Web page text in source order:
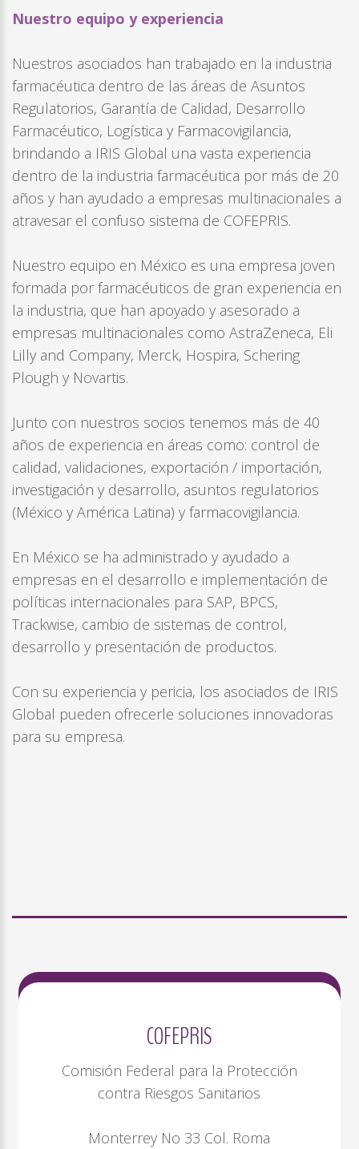
Nuestro equipo y experiencia
Nuestros asociados han trabajado en la industria
farmacéutica dentro de las áreas de Asuntos
Regulatorios, Garantía de Calidad, Desarrollo
Farmacéutico, Logística y Farmacovigilancia,
brindando a IRIS Global una vasta experiencia
dentro de la industria farmacéutica por más de 20
años y han ayudado a empresas multinacionales a
atravesar el confuso sistema de COFEPRIS.
Nuestro equipo en México es una empresa joven
formada por farmacéuticos de gran experiencia en
la industria, que han apoyado y asesorado a
empresas multinacionales como AstraZeneca, Eli
Lilly and Company, Merck, Hospira, Schering
Plough y Novartis.
Junto con nuestros socios tenemos más de 40
años de experiencia en áreas como: control de
calidad, validaciones, exportación / importación,
investigación y desarrollo, asuntos regulatorios
(México y América Latina) y farmacovigilancia.
En México se ha administrado y ayudado a
empresas en el desarrollo e implementación de
políticas internacionales para SAP, BPCS,
Trackwise, cambio de sistemas de control,
desarrollo y presentación de productos.
Con su experiencia y pericia, los asociados de IRIS
Global pueden ofrecerle soluciones innovadoras
para su empresa.
COFEPRIS
Comisión Federal para la Protección
contra Riesgos Sanitarios
Monterrey No 33 Col. Roma